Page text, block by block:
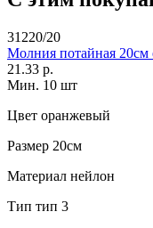
31220/20
Молния потайная
21.33 р.
Мин. 10 шт
Цвет оранжевый
Размер 20см
Материал нейлон
Тип тип 3